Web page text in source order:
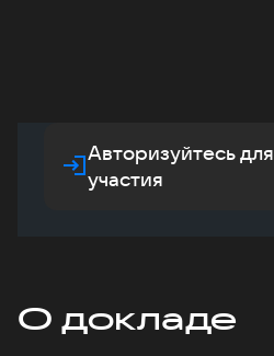
Авторизуйтесь для
участия
О докладе